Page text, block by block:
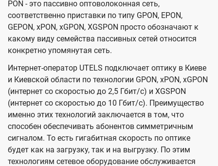
PON - это пассивно оптоволоконная сеть,
соответственно приставки по типу GPON, EPON,
GEPON, xPON, xGPON, XGSPON просто обозначают к
какому виду семейства пассивных сетей относится
конкретно упомянутая сеть.
Интернет-оператор UTELS подключает оптику в Киеве
и Киевской области по технологии GPON, xPON, xGPON
(интернет со скоростью до 2,5 Гбит/с) и XGSPON
(интернет со скоростью до 10 Гбит/с). Преимущество
именно этих технологий заключается в том, что
способен обеспечивать абонентов симметричным
сигналом. То есть гигабитная скорость по оптике
будет как на загрузку, так и на выгрузку. По этим
технологиям сетевое оборудование обслуживается